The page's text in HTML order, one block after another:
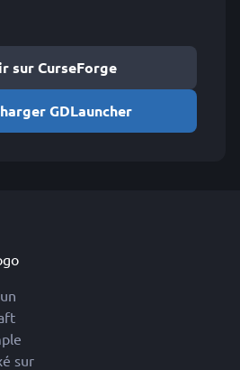
sur CurseForge
GDLauncher
sur